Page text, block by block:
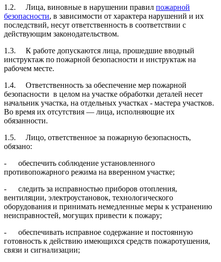
1.2. Лица, виновные в нарушении правил пожарной
безопасности, в зависимости от характера нарушений и их
последствий, несут ответственность в соответствии с
действующим законодательством.
1.3. К работе допускаются лица, прошедшие вводный
инструктаж по пожарной безопасности и инструктаж на
рабочем месте.
1.4. Ответственность за обеспечение мер пожарной
безопасности в целом на участке обработки деталей несет
начальник участка, на отдельных участках - мастера участков.
Во время их отсутствия — лица, исполняющие их
обязанности.
1.5. Лицо, ответственное за пожарную безопасность,
обязано:
- обеспечить соблюдение установленного
противопожарного режима на вве­ренном участке;
- следить за исправностью приборов отопления,
вентиляции, электроустано­вок, технологического
оборудования и принимать немедленные меры к устране­нию
неисправностей, могущих привести к пожару;
- обеспечивать исправное содержание и постоянную
готовность к действию имеющихся средств пожаротушения,
связи и сигнализации;